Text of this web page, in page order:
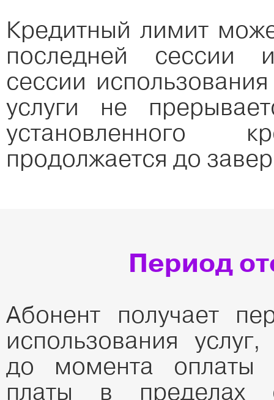
Кредитный лимит
последней сессии
сессии
услуги не
установленного
продолжается до
Период
Абонент получает
использования
до момента оплаты
платы в пределах